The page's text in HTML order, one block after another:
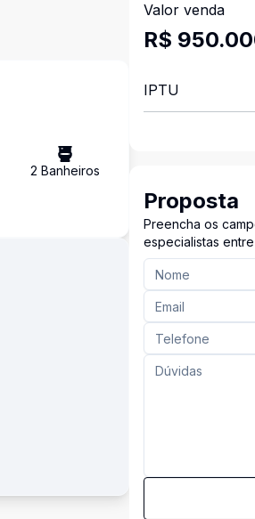
2 Banheiros
Valor venda
R$
IPTU
Proposta
Preencha os
especialistas